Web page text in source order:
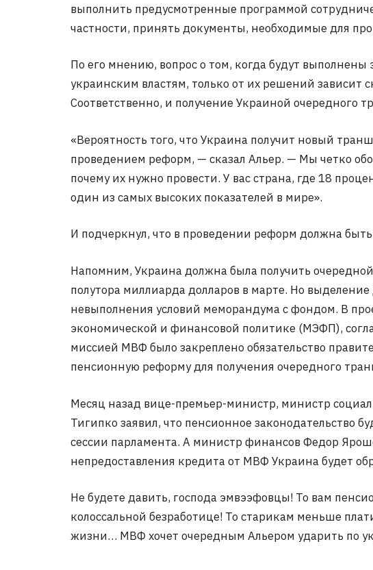
выполнить предусмотренные программой
частности, принять документы, необходимые для
По его мнению, вопрос о том, когда будут выполнены
украинским властям, только от их решений зависит
Соответственно, и получение Украиной очередного
«Вероятность того, что Украина получит новый
проведением реформ, — сказал Альер. — Мы четко
почему их нужно провести. У вас страна, где 18
один из самых высоких показателей в мире».
И подчеркнул, что в проведении реформ должна
Напомним, Украина должна была получить
полутора миллиарда долларов в марте. Но
невыполнения условий меморандума с фондом. В
экономической и финансовой политике (МЭФП),
миссией МВФ было закреплено обязательство
пенсионную реформу для получения очередного
Месяц назад вице-премьер-министр, министр
Тигипко заявил, что пенсионное законодательство
сессии парламента. А министр финансов Федор
непредоставления кредита от МВФ Украина будет
Не будете давить, господа эмвээфовцы! То вам
колоссальной безработице! То старикам меньше
жизни… МВФ хочет очередным Альером ударить по